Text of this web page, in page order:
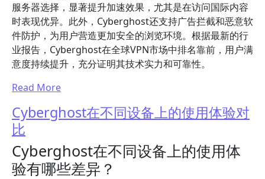
服务器选择，显著提升加速效果，尤其是在访问国际内容
时表现优异。此外，Cyberghost还支持广告拦截和恶意软
件防护，为用户营造更加安全的浏览环境。根据最新的行
业报告，Cyberghost在全球VPN市场中排名靠前，用户满
意度持续提升，充分证明其技术实力和可靠性。
Read More
Cyberghost在不同设备上的使用体验对
比
Cyberghost在不同设备上的使用体
验有哪些差异？